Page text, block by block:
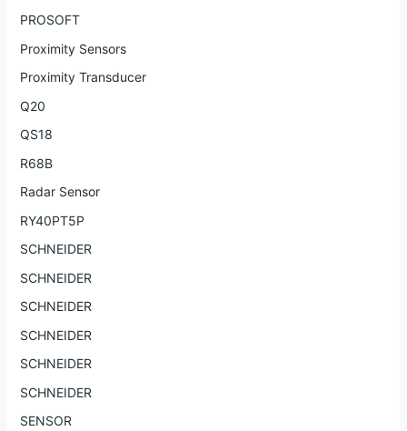
PROSOFT
Proximity Sensors
Proximity Transducer
Q20
QS18
R68B
Radar Sensor
RY40PT5P
SCHNEIDER
SCHNEIDER
SCHNEIDER
SCHNEIDER
SCHNEIDER
SCHNEIDER
SENSOR